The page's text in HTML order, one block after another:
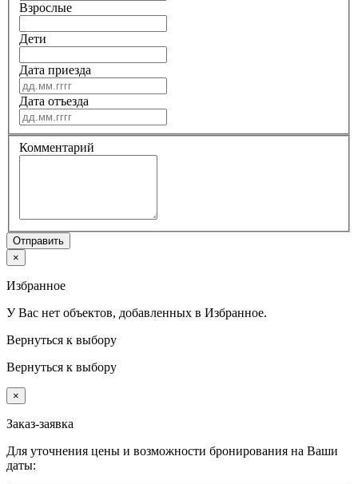
Взрослые
Дети
Дата приезда
Дата отъезда
Комментарий
Отправить
×
Избранное
У Вас нет объектов, добавленных в Избранное.
Вернуться к выбору
Вернуться к выбору
×
Заказ-заявка
Для уточнения цены и возможности бронирования на Ваши
даты: